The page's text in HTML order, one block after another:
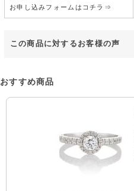
お申し込みフォームはコチラ⇒
この商品に対するお客様の声
おすすめ商品